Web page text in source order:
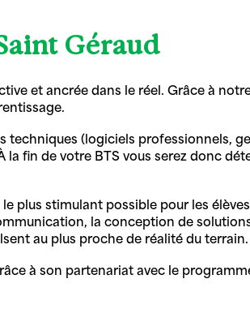
Géraud
et ancrée dans le réel. Grâce à
(logiciels professionnels,
fin de votre BTS vous serez donc
plus stimulant possible pour les
la conception de
au plus proche de réalité du terrain.
à son partenariat avec le